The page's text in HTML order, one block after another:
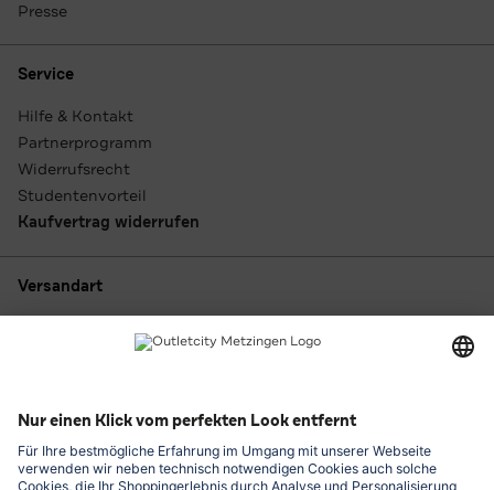
Presse
Service
Hilfe & Kontakt
Partnerprogramm
Widerrufsrecht
Studentenvorteil
Kaufvertrag widerrufen
Versandart